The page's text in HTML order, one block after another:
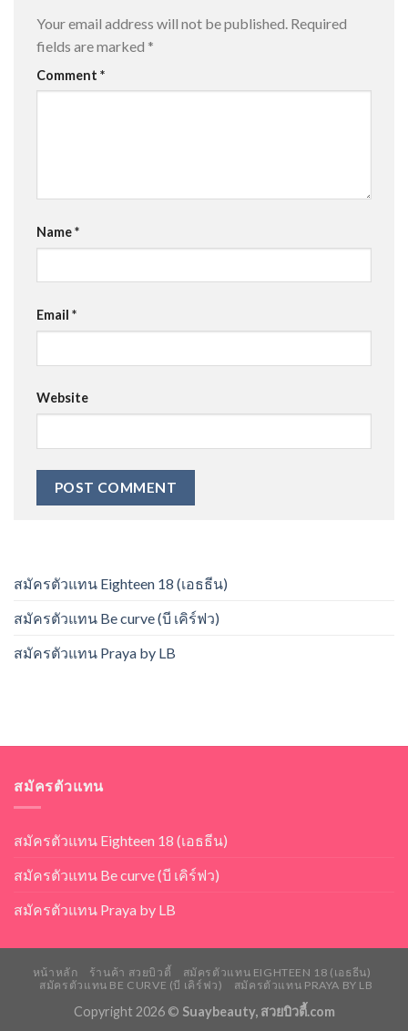
Your email address will not be published. Required
fields are marked *
Comment *
Name*
Email *
Website
สมัครตัวแทน Eighteen 18 (เอธธีน)
สมัครตัวแทน Be curve (บี เคิร์ฟว)
สมัครตัวแทน Praya by LB
สมัครตัวแทน
สมัครตัวแทน Eighteen 18 (เอธธีน)
สมัครตัวแทน Be curve (บี เคิร์ฟว)
สมัครตัวแทน Praya by LB
หน้าหลัก ร้านค้า สวยบิวตี้
สมัครตัวแทน EIGHTEEN 18 (เอธธีน)
สมัครตัวแทน BE CURVE (บี เคิร์ฟว)
สมัครตัวแทน PRAYA BY LB
Copyright 2026 © Suaybeauty, สวยบิวตี้.com